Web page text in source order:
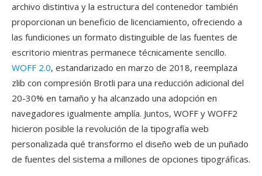
archivo distintiva y la estructura del contenedor también
proporcionan un beneficio de licenciamiento, ofreciendo a
las fundiciones un formato distinguible de las fuentes de
escritorio mientras permanece técnicamente sencillo.
WOFF 2.0, estandarizado en marzo de 2018, reemplaza
zlib con compresión Brotli para una reducción adicional del
20-30% en tamaño y ha alcanzado una adopción en
navegadores igualmente amplía. Juntos, WOFF y WOFF2
hicieron posible la revolución de la tipografía web
personalizada qué transformo el diseño web de un puñado
de fuentes del sistema a millones de opciones tipográficas.